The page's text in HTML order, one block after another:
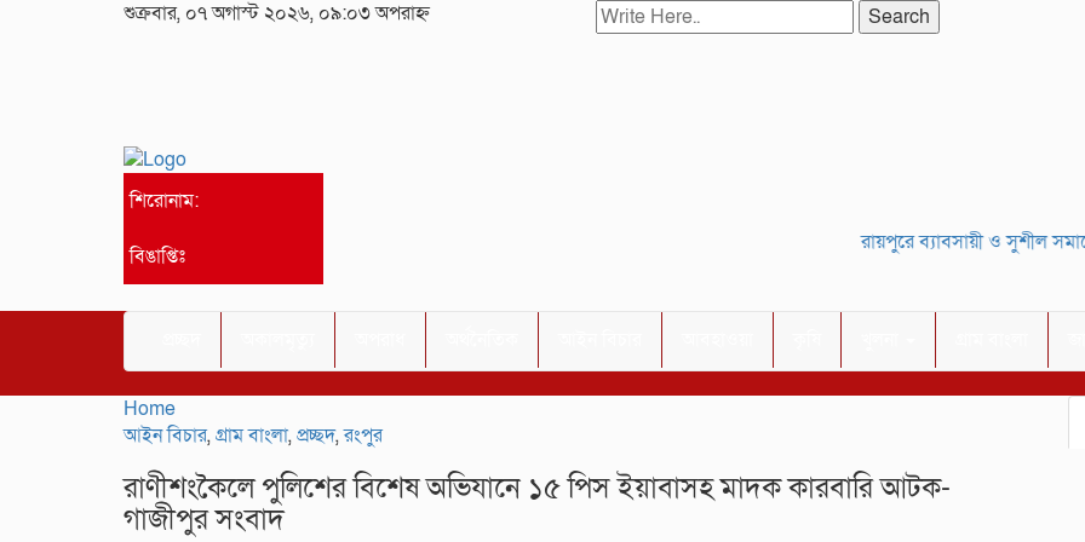
শুক্রবার, ০৭ অগাস্ট ২০২৬, ০৯:০৩ অপরাহ্ন Search
শিরোনাম:
বিঙাপ্তিঃ
রায়পুরে ব্যাবসায়ী ও সুশীল
Home
আইন বিচার,গ্রাম বাংলা,প্রচ্ছদ,রংপুর
রাণীশংকৈলে পুলিশের বিশেষ অভিযানে ১৫ পিস ইয়াবাসহ মাদক কারবারি আটক-
গাজীপুর সংবাদ